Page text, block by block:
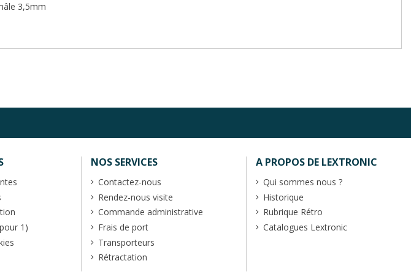
3,5mm
1)
NOS SERVICES
Contactez-nous
Rendez-nous visite
Commande administrative
Frais de port
Transporteurs
Rétractation
A PROPOS DE LEXTRONIC
Qui sommes nous ?
Historique
Rubrique Rétro
Catalogues Lextronic